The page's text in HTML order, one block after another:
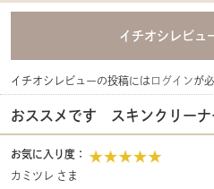
イチオシレビューの投稿にはログインが
おススメです スキンクリーナ
お気に入り度：
カミツレ さま